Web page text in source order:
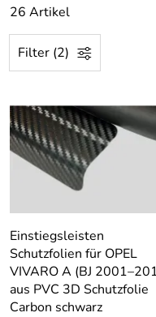
26 Artikel
Filter (2)
Einstiegsleisten
Schutzfolien für OPEL
VIVARO A (BJ
aus PVC 3D Schutzfolie
Carbon schwarz